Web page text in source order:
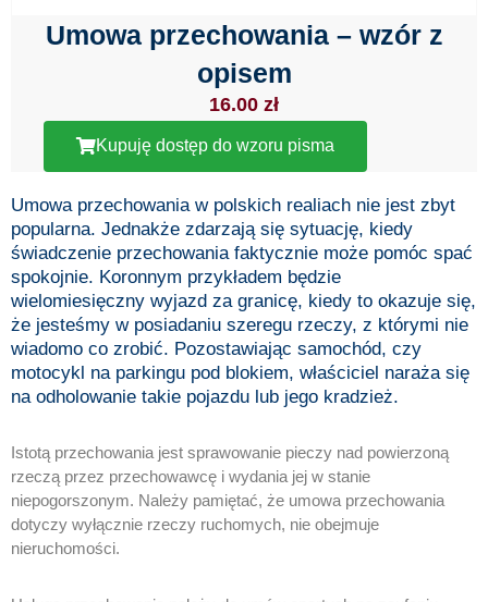
Umowa przechowania – wzór z
opisem
16.00 zł
Kupuję dostęp do wzoru pisma
Umowa przechowania w polskich realiach nie jest zbyt
popularna. Jednakże zdarzają się sytuację, kiedy
świadczenie przechowania faktycznie może pomóc spać
spokojnie. Koronnym przykładem będzie
wielomiesięczny wyjazd za granicę, kiedy to okazuje się,
że jesteśmy w posiadaniu szeregu rzeczy, z którymi nie
wiadomo co zrobić. Pozostawiając samochód, czy
motocykl na parkingu pod blokiem, właściciel naraża się
na odholowanie takie pojazdu lub jego kradzież.
Istotą przechowania jest sprawowanie pieczy nad powierzoną
rzeczą przez przechowawcę i wydania jej w stanie
niepogorszonym. Należy pamiętać, że umowa przechowania
dotyczy wyłącznie rzeczy ruchomych, nie obejmuje
nieruchomości.